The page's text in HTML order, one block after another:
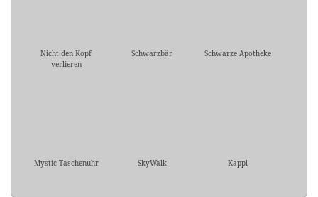
Nicht den Kopf
verlieren
Schwarzbär Schwarze Apotheke
Mystic Taschenuhr SkyWalk Kappl